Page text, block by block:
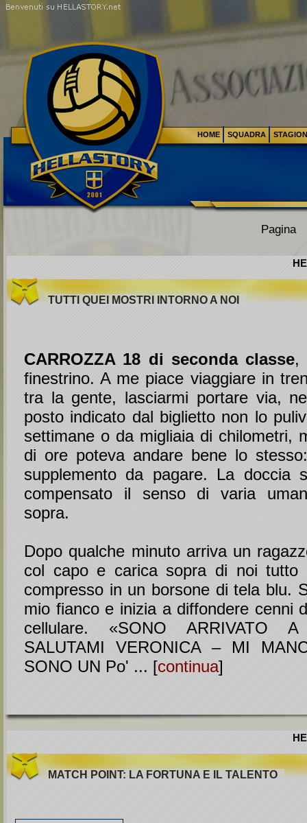
Pagina
TUTTI QUEI MOSTRI INTORNO A NOI
CARROZZA 18 di seconda classe,
finestrino. A me piace viaggiare in
tra la gente, lasciarmi portare via,
posto indicato dal biglietto non lo
settimane o da migliaia di chilometri,
di ore poteva andare bene lo
supplemento da pagare. La doccia
compensato il senso di varia
sopra.
Dopo qualche minuto arriva un
col capo e carica sopra di noi tutto
compresso in un borsone di tela blu.
mio fianco e inizia a diffondere cenni
cellulare. «SONO ARRIVATO
SALUTAMI VERONICA – MI
SONO UN Po' ... [continua]
MATCH POINT: LA FORTUNA E IL TALENTO
HOME SQUADRA